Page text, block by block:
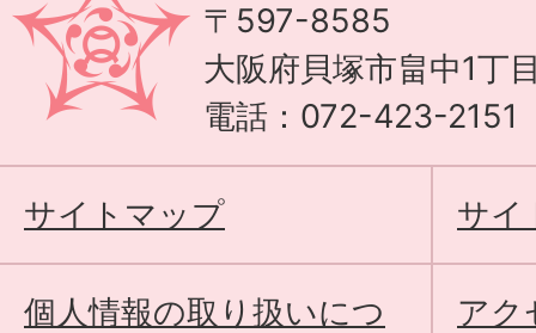
〒597-8585
大阪府貝塚市畠中1丁
電話：072-423-2151
サイトマップ サイ
個人情報の取り扱いにつ
アク